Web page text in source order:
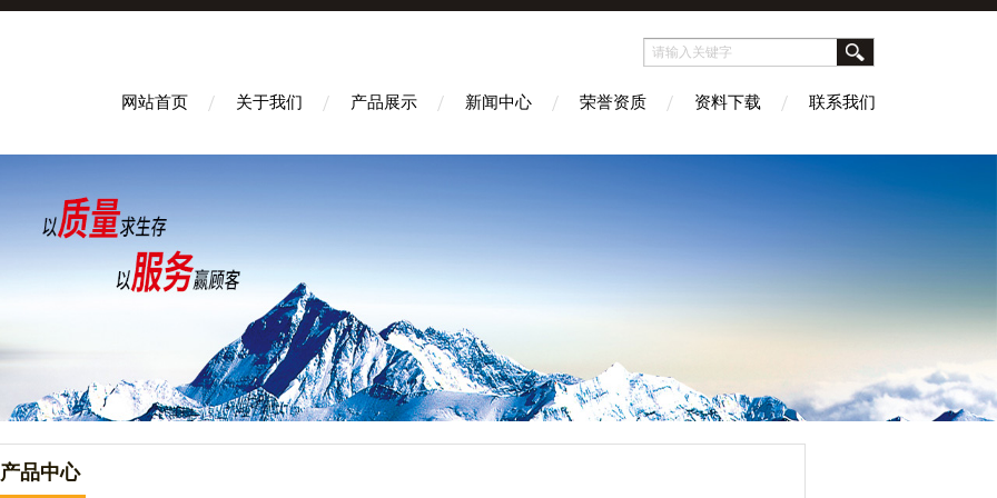
网站首页 关于我们 产品展示 新闻中心 荣誉资质 资料下载 联系我们
产品中心